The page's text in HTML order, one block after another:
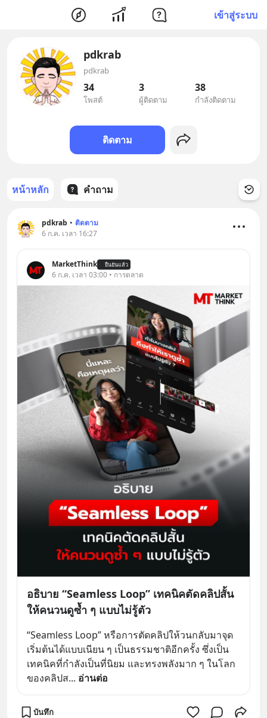
เข้าสู่ระบบ
pdkrab
pdkrab
34
โพสต์
3
ผู้ติดตาม
38
กำลังติดตาม
ติดตาม
หน้าหลัก คำถาม
pdkrab • ติดตาม
6 ก.ค. เวลา 16:27
MarketThink ยืนยันแล้ว
6 ก.ค. เวลา 03:00 • การตลาด
อธิบาย “Seamless Loop” เทคนิคตัดคลิปสั้น
ให้คนวนดูซ้ำ ๆ แบบไม่รู้ตัว
“Seamless Loop” หรือการตัดคลิปให้วนกลับมาจุด
เริ่มต้นได้แบบเนียน ๆ เป็นธรรมชาติอีกครั้ง ซึ่งเป็น
เทคนิคที่กำลังเป็นที่นิยม และทรงพลังมาก ๆ ในโลก
ของคลิปส... อ่านต่อ
บันทึก